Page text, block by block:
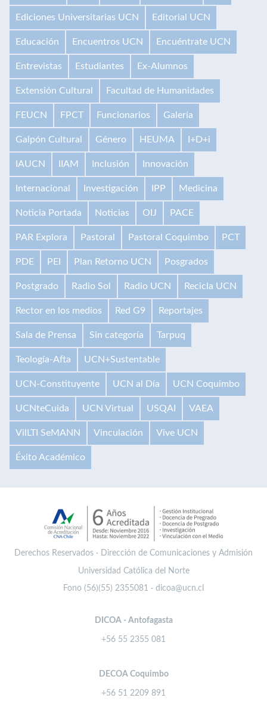
Ediciones Universitarias UCN Editorial UCN
Educación Encuentros UCN Encuéntrate UCN
Entrevistas Estudiantes Ex-Alumnos
Extensión Cultural Facultad de Humanidades
FEUCN FPCT Funcionarios Galería
Galpón Cultural Género HEUMA I+D+i
IAUCN IIAM Inclusión Innovación
Internacional Investigación IPP Medicina
Noticia Portada Noticias OIJ PACE
PAR Explora Pastoral Pastoral Coquimbo PCT
PDE PEI Plan Retorno UCN Posgrados
Postgrado Radio Sol Radio UCN Recicla UCN
Rector en los medios Red G9 Reportajes
Sala de Prensa Sin categoría Tarpuq
Teología-Afta UCN+Sustentable
UCN-Constituyente UCN al Día UCN Coquimbo
UCNteCuida UCN Virtual USQAI VAEA
VilLTI SeMANN Vinculación Vive UCN
Éxito Académico
Derechos Reservados · Dirección de Comunicaciones y Admisión
Universidad Católica del Norte
Fono (56)(55) 2355081 · dicoa@ucn.cl
DICOA - Antofagasta
+56 55 2355 081
DECOA Coquimbo
+56 51 2209 891